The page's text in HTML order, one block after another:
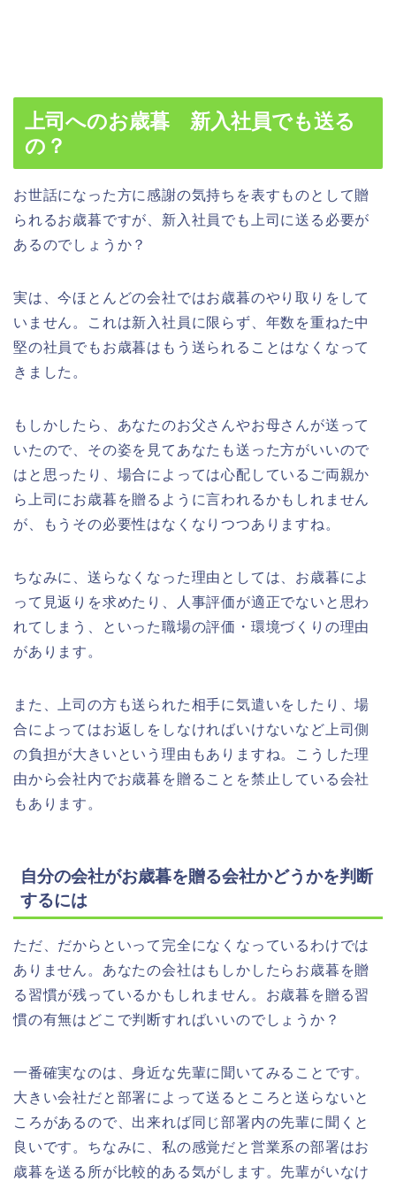
上司へのお歳暮 新入社員でも送る
の？
お世話になった方に感謝の気持ちを表すものとして贈
られるお歳暮ですが、新入社員でも上司に送る必要が
あるのでしょうか？
実は、今ほとんどの会社ではお歳暮のやり取りをして
いません 。これは新入社員に限らず、年数を重ねた中
堅の社員でもお歳暮はもう送られることはなくなって
きました。
もしかしたら、あなたのお父さんやお母さんが送って
いたので、その姿を見てあなたも送った方がいいので
はと思ったり、場合によっては心配しているご両親か
ら上司にお歳暮を贈るように言われるかもしれません
が、もうその必要性はなくなりつつありますね。
ちなみに、送らなくなった理由としては、お歳暮によ
って見返りを求めたり、人事評価が適正でないと思わ
れてしまう、といった職場の評価・環境づくりの理由
があります。
また、上司の方も送られた相手に気遣いをしたり、場
合によってはお返しをしなければいけないなど上司側
の負担が大きいという理由もありますね。こうした理
由から会社内でお歳暮を贈ることを禁止している会社
も あります。
自分の会社がお歳暮を贈る会社かどうかを判断
するには
ただ、だからといって完全になくなっているわけでは
ありません。あなたの会社はもしかしたらお歳暮を贈
る習慣が残っているかもしれません。お歳暮を贈る習
慣の有無はどこで判断すればいいのでしょうか？
一番確実なのは、身近な先輩に聞いてみることです。
大きい会社だと部署によって送るところと送らないと
ころがあるので、出来れば同じ部署内の先輩に聞くと
良いです。ちなみに、私の感覚だと営業系の部署はお
歳暮を送る所が比較的ある気がします。先輩がいなけ